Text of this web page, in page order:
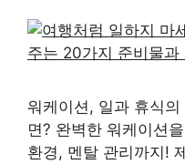
워케이션, 일과 휴식
면? 완벽한 워케이션
환경, 멘탈 관리까지!